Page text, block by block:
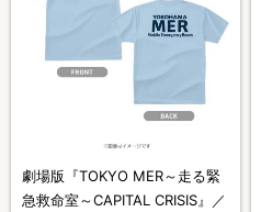
劇場版『TOKYO MER～走る緊
急救命室～CAPITAL CRISIS』／